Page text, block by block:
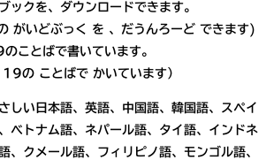
ックを、ダウンロードできます。
がいどぶっく を 、だうんろーど できます)
ことばで書いています。
19の ことばで かいています）
しい日本語、英語、中国語、韓国語、スペイ
ベトナム語、ネパール語、タイ語、インドネ
、クメール語、フィリピノ語、モンゴル語、